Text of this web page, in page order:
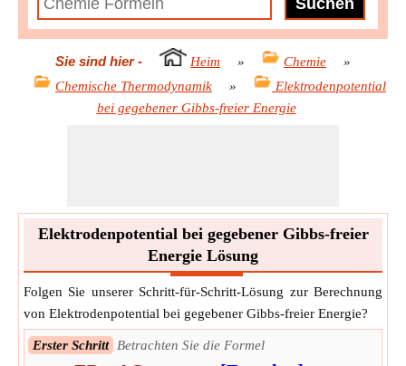
Sie sind hier- Heim » Chemie
»
Chemische Thermodynamik
»
Elektrodenpotential
bei gegebener Gibbs-freier Energie
Elektrodenpotential bei gegebener Gibbs-freier
Energie Lösung
Folgen Sie unserer Schritt-für-Schritt-Lösung zur Berechnung
von Elektrodenpotential bei gegebener Gibbs-freier Energie?
Erster Schritt Betrachten Sie die Formel